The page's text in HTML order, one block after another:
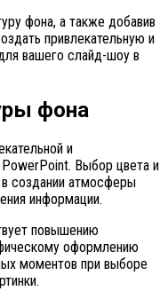
фона, а также добавив
привлекательную и
вашего слайд-шоу в
фона
и
PowerPoint. Выбор цвета и
создании атмосферы
информации.
повышению
оформлению
моментов при выборе